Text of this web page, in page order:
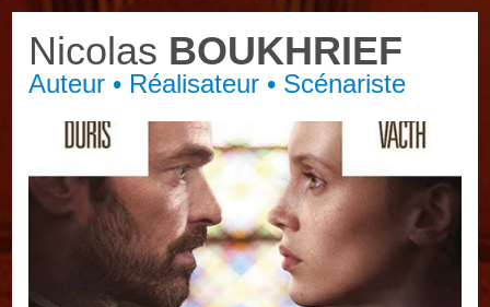
Nicolas BOUKHRIEF
Auteur • Réalisateur • Scénariste